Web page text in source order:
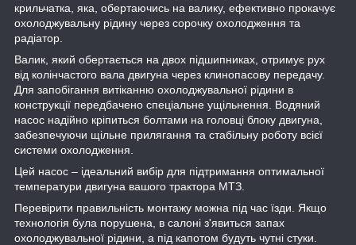
крильчатка, яка, обертаючись на валику, ефективно прокачує
охолоджувальну рідину через сорочку охолодження та
радіатор.
Валик, який обертається на двох підшипниках, отримує рух
від колінчастого вала двигуна через клинопасову передачу.
Для запобігання витіканню охолоджувальної рідини в
конструкції передбачено спеціальне ущільнення. Водяний
насос надійно кріпиться болтами на головці блоку двигуна,
забезпечуючи щільне прилягання та стабільну роботу всієї
системи охолодження.
Цей насос – ідеальний вибір для підтримання оптимальної
температури двигуна вашого трактора МТЗ.
Перевірити правильність монтажу можна під час їзди. Якщо
технологія була порушена, в салоні з'явиться запах
охолоджувальної рідини, а під капотом будуть чутні стуки.